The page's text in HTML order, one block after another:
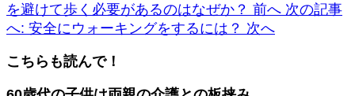
を避けて歩く必要があるのはなぜか？ 前へ 次の記事
へ: 安全にウォーキングをするには？ 次へ
こちらも読んで！